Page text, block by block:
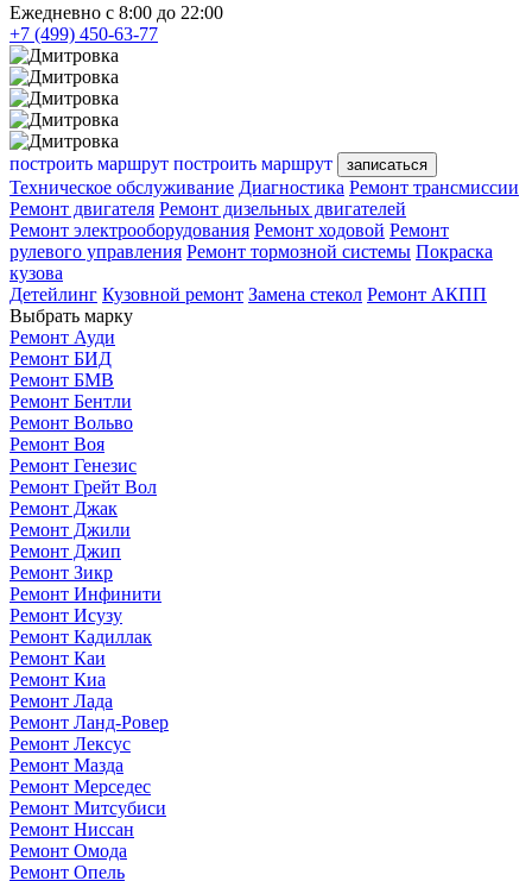
Ежедневно с 8:00 до 22:00
+7 (499) 450-63-77
построить маршрут построить маршрут записаться
Техническое обслуживание Диагностика Ремонт трансмиссии
Ремонт двигателя Ремонт дизельных двигателей
Ремонт электрооборудования Ремонт ходовой Ремонт
рулевого управления Ремонт тормозной системы Покраска
кузова
Детейлинг Кузовной ремонт Замена стекол Ремонт АКПП
Выбрать марку
Ремонт Ауди
Ремонт БИД
Ремонт БМВ
Ремонт Бентли
Ремонт Вольво
Ремонт Воя
Ремонт Генезис
Ремонт Грейт Вол
Ремонт Джак
Ремонт Джили
Ремонт Джип
Ремонт Зикр
Ремонт Инфинити
Ремонт Исузу
Ремонт Кадиллак
Ремонт Каи
Ремонт Киа
Ремонт Лада
Ремонт Ланд-Ровер
Ремонт Лексус
Ремонт Мазда
Ремонт Мерседес
Ремонт Митсубиси
Ремонт Ниссан
Ремонт Омода
Ремонт Опель